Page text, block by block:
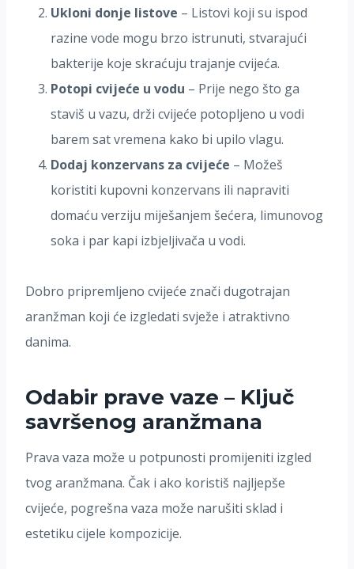
Ukloni donje listove – Listovi koji su ispod
razine vode mogu brzo istrunuti, stvarajući
bakterije koje skraćuju trajanje cvijeća.
Potopi cvijeće u vodu – Prije nego što ga
staviš u vazu, drži cvijeće potopljeno u vodi
barem sat vremena kako bi upilo vlagu.
Dodaj konzervans za cvijeće – Možeš
koristiti kupovni konzervans ili napraviti
domaću verziju miješanjem šećera, limunovog
soka i par kapi izbjeljivača u vodi.
Dobro pripremljeno cvijeće znači dugotrajan
aranžman koji će izgledati svježe i atraktivno
danima.
Odabir prave vaze – Ključ
savršenog aranžmana
Prava vaza može u potpunosti promijeniti izgled
tvog aranžmana. Čak i ako koristiš najljepše
cvijeće, pogrešna vaza može narušiti sklad i
estetiku cijele kompozicije.